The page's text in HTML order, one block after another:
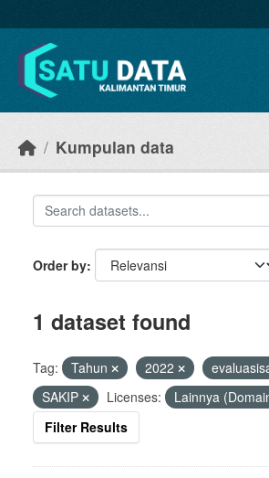
Kumpulan data
Order by
1 dataset found
Tag: Tahun 2022
SAKIP
Licenses:
Lainnya
Filter Results